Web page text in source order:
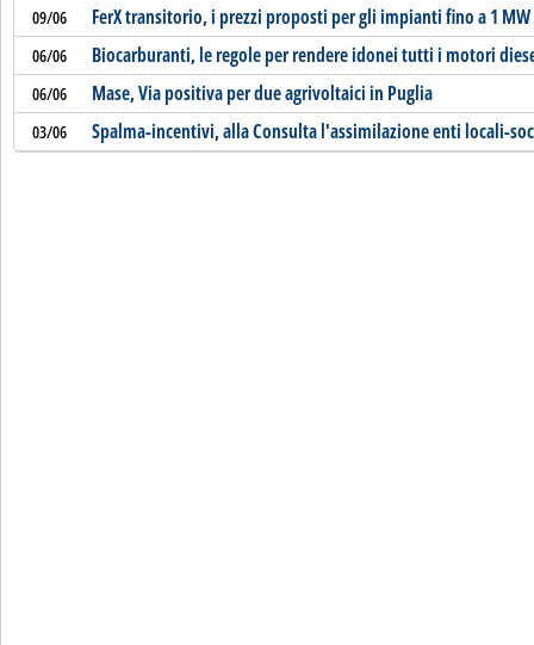
09/06 FerX transitorio, i prezzi proposti per gli impianti fino a 1 MW
06/06 Biocarburanti, le regole per rendere idonei tutti i motori
06/06 Mase, Via positiva per due agrivoltaici in Puglia
03/06 Spalma-incentivi, alla Consulta l'assimilazione enti locali-